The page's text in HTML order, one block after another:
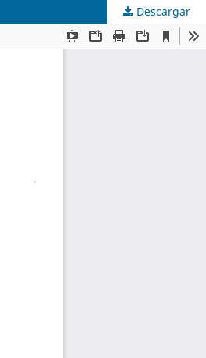
Descargar